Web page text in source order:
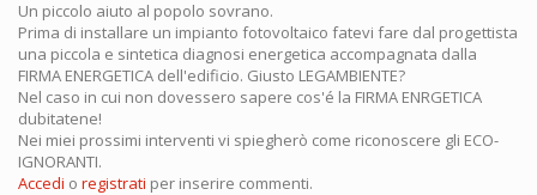
Un piccolo aiuto al popolo sovrano.
Prima di installare un impianto fotovoltaico fatevi fare dal progettista
una piccola e sintetica diagnosi energetica accompagnata dalla
FIRMA ENERGETICA dell'edificio. Giusto LEGAMBIENTE?
Nel caso in cui non dovessero sapere cos'é la FIRMA ENRGETICA
dubitatene!
Nei miei prossimi interventi vi spiegherò come riconoscere gli ECO-
IGNORANTI.
Accedi o registrati per inserire commenti.